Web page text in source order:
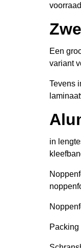
Een
variant
Tevens
in